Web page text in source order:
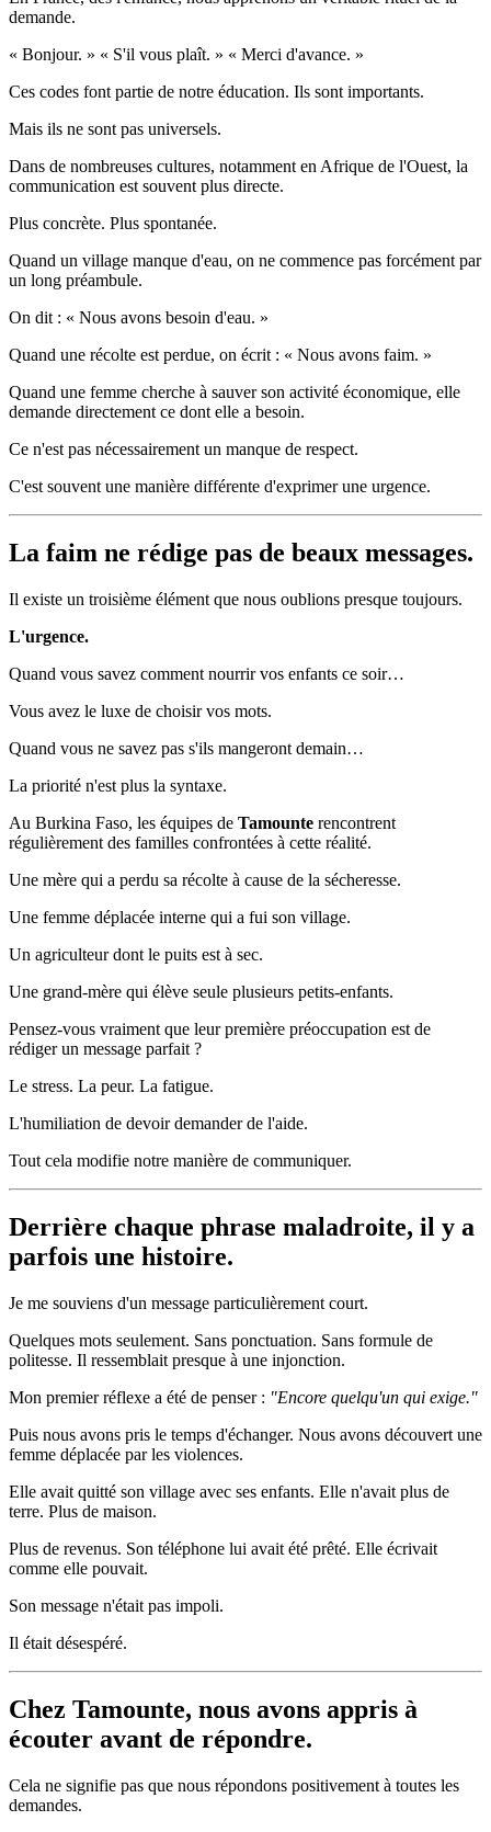
demande.
« Bonjour. » « S'il vous plaît. » « Merci d'avance. »
Ces codes font partie de notre éducation. Ils sont importants.
Mais ils ne sont pas universels.
Dans de nombreuses cultures, notamment en Afrique de l'Ouest, la
communication est souvent plus directe.
Plus concrète. Plus spontanée.
Quand un village manque d'eau, on ne commence pas forcément par
un long préambule.
On dit : « Nous avons besoin d'eau. »
Quand une récolte est perdue, on écrit : « Nous avons faim. »
Quand une femme cherche à sauver son activité économique, elle
demande directement ce dont elle a besoin.
Ce n'est pas nécessairement un manque de respect.
C'est souvent une manière différente d'exprimer une urgence.
La faim ne rédige pas de beaux messages.
Il existe un troisième élément que nous oublions presque toujours.
L'urgence.
Quand vous savez comment nourrir vos enfants ce soir…
Vous avez le luxe de choisir vos mots.
Quand vous ne savez pas s'ils mangeront demain…
La priorité n'est plus la syntaxe.
Au Burkina Faso, les équipes de Tamounte rencontrent
régulièrement des familles confrontées à cette réalité.
Une mère qui a perdu sa récolte à cause de la sécheresse.
Une femme déplacée interne qui a fui son village.
Un agriculteur dont le puits est à sec.
Une grand-mère qui élève seule plusieurs petits-enfants.
Pensez-vous vraiment que leur première préoccupation est de
rédiger un message parfait ?
Le stress. La peur. La fatigue.
L'humiliation de devoir demander de l'aide.
Tout cela modifie notre manière de communiquer.
Derrière chaque phrase maladroite, il y a
parfois une histoire.
Je me souviens d'un message particulièrement court.
Quelques mots seulement. Sans ponctuation. Sans formule de
politesse. Il ressemblait presque à une injonction.
Mon premier réflexe a été de penser : "Encore quelqu'un qui exige."
Puis nous avons pris le temps d'échanger. Nous avons découvert une
femme déplacée par les violences.
Elle avait quitté son village avec ses enfants. Elle n'avait plus de
terre. Plus de maison.
Plus de revenus. Son téléphone lui avait été prêté. Elle écrivait
comme elle pouvait.
Son message n'était pas impoli.
Il était désespéré.
Chez Tamounte, nous avons appris à
écouter avant de répondre.
Cela ne signifie pas que nous répondons positivement à toutes les
demandes.